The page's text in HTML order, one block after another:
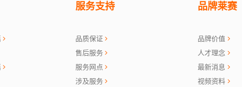
服务支持
品质保证
售后服务
服务网点
涉及服务
品牌莱赛
品牌价值
人才理念
最新消息
视频资料